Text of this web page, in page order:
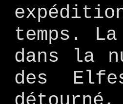
temps.
dans la
des